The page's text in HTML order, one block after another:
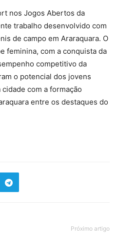
nos Jogos Abertos da
trabalho desenvolvido com
de campo em Araraquara. O
feminina, com a conquista da
competitivo da
o potencial dos jovens
com a formação
entre os destaques do
Próximo artigo